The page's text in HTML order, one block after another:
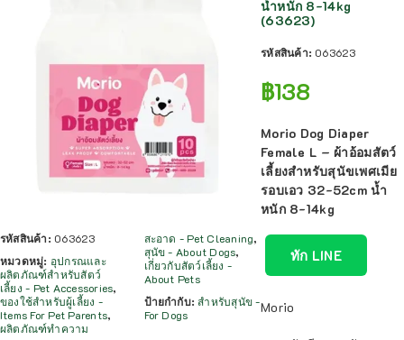
รหัสสินค้า: 063623
หมวดหมู่: อุปกรณและ
ผลิตภัณฑ์สำหรับสัตว์
เลี้ยง - Pet Accessories,
ของใช้สำหรับผู้เลี้ยง -
Items For Pet Parents,
ผลิตภัณฑ์ทำความ
สะอาด - Pet Cleaning,
สุนัข - About Dogs,
เกี่ยวกับสัตว์เลี้ยง -
About Pets
ป้ายกำกับ:สำหรับสุนัข -
For Dogs
น้ำหนัก 8-14kg
(63623)
รหัสสินค้า: 063623
฿138
Morio Dog Diaper
Female L – ผ้าอ้อมสัตว์
เลี้ยงสำหรับสุนัขเพศเมีย
รอบเอว 32-52cm น้ำ
หนัก 8-14kg
ทัก LINE
Morio